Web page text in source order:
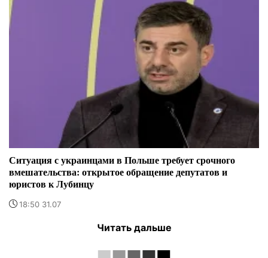
Ситуация с украинцами в Польше требует срочного
вмешательства: открытое обращение депутатов и
юристов к Лубинцу
18:50 31.07
Читать дальше